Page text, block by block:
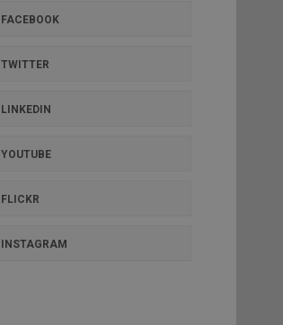
FACEBOOK
TWITTER
LINKEDIN
YOUTUBE
FLICKR
INSTAGRAM